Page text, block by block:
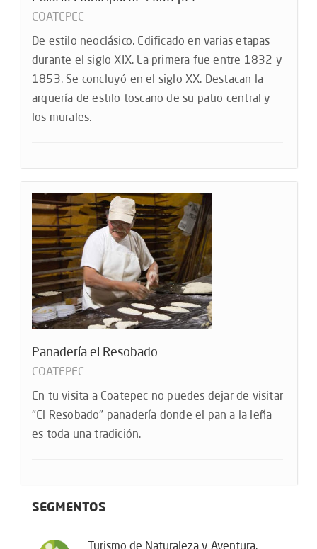
COATEPEC
De estilo neoclásico. Edificado en varias etapas
durante el siglo XIX. La primera fue entre 1832 y
1853. Se concluyó en el siglo XX. Destacan la
arquería de estilo toscano de su patio central y
los murales.
Panadería el Resobado
COATEPEC
En tu visita a Coatepec no puedes dejar de visitar
"El Resobado" panadería donde el pan a la leña
es toda una tradición.
SEGMENTOS
Turismo de Naturaleza y Aventura.